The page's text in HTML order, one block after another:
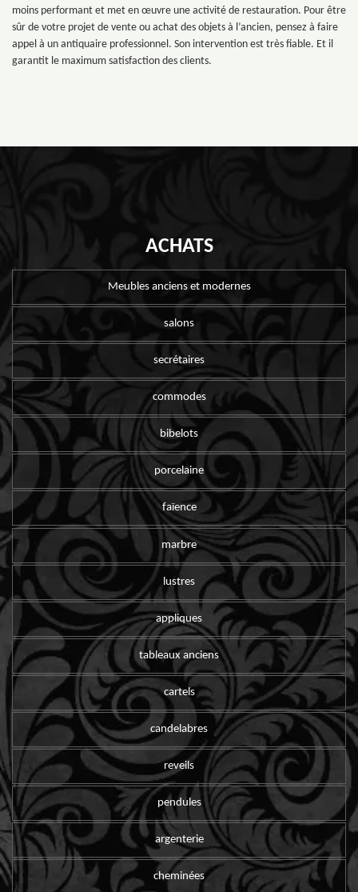
moins performant et met en œuvre une activité de restauration. Pour être
sûr de votre projet de vente ou achat des objets à l’ancien, pensez à faire
appel à un antiquaire professionnel. Son intervention est très fiable. Et il
garantit le maximum satisfaction des clients.
ACHATS
Meubles anciens et modernes
salons
secrétaires
commodes
bibelots
porcelaine
faïence
marbre
lustres
appliques
tableaux anciens
cartels
candelabres
reveils
pendules
argenterie
cheminées